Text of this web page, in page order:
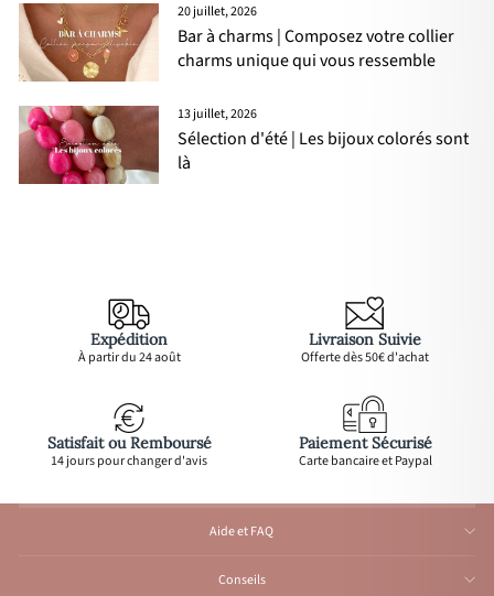
20 juillet, 2026
Bar à charms | Composez votre collier
charms unique qui vous ressemble
13 juillet, 2026
Sélection d'été | Les bijoux colorés sont
là
Expédition
À partir du 24 août
Livraison Suivie
Offerte dès 50€ d'achat
Satisfait ou Remboursé
14 jours pour changer d'avis
Paiement Sécurisé
Carte bancaire et Paypal
Aide et FAQ
Conseils